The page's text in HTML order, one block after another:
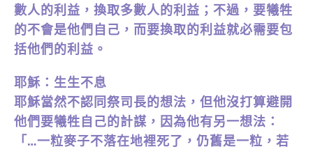
數人的利益，換取多數人的利益；不過，要犧牲
的不會是他們自己，而要換取的利益就必需要包
括他們的利益。
耶穌：生生不息
耶穌當然不認同祭司長的想法，但他沒打算避開
他們要犧牲自己的計謀，因為他有另一想法：
「…一粒麥子不落在地裡死了，仍舊是一粒，若